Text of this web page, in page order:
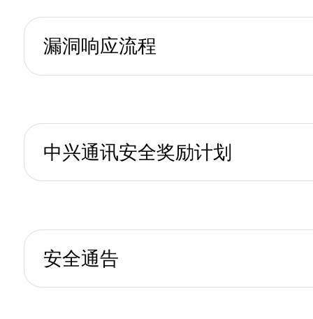
漏洞响应流程
中兴通讯安全奖励计划
安全通告